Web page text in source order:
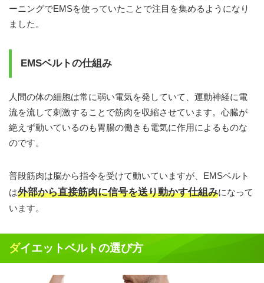
ーニングでEMSを使っていたことで注目を集めるようになり
ました。
EMSベルトの仕組み
人間の体の細胞は常に弱い電気を発していて、運動神経に電
流を流して刺激することで筋肉を収縮させています。心臓が
絶えず動いているのも胃腸の働きも電気に作用によるものな
のです。
普段筋肉は脳から指令を受けて動いていますが、EMSベルト
は外部から直接筋肉に信号を送り動かす仕組みになって
います。
ダイエットベルトの選び方